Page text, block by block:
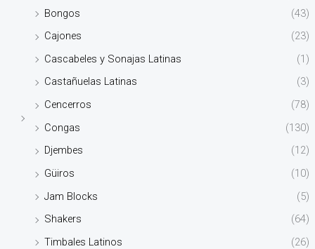
Bongos
(43)
Cajones
(23)
Cascabeles y Sonajas Latinas
(1)
Castañuelas Latinas
(3)
Cencerros
(78)
Congas
(130)
Djembes
(12)
Güiros
(10)
Jam Blocks
(5)
Shakers
(64)
Timbales Latinos
(26)